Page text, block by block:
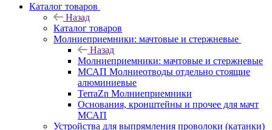
Каталог товаров
Назад
Каталог товаров
Молниеприемники: мачтовые и стержневые
Назад
Молниеприемники: мачтовые и стержневые
МСАП Молниеотводы отдельно стоящие
алюминиевые
TerraZn Молниеприемники
Основания, кронштейны и прочее для мачт
МСАП
Устройства для выпрямления проволоки (катанки)